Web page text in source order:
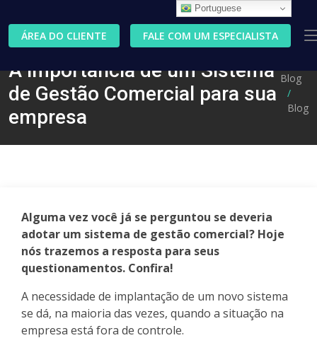
ÁREA DO CLIENTE FALE COM UM ESPECIALISTA
A importância de um Sistema
de Gestão Comercial para sua
empresa
Blog
Blog
Alguma vez você já se perguntou se deveria
adotar um sistema de gestão comercial? Hoje
nós trazemos a resposta para seus
questionamentos. Confira!
A necessidade de implantação de um novo sistema
se dá, na maioria das vezes, quando a situação na
empresa está fora de controle.
Portuguese